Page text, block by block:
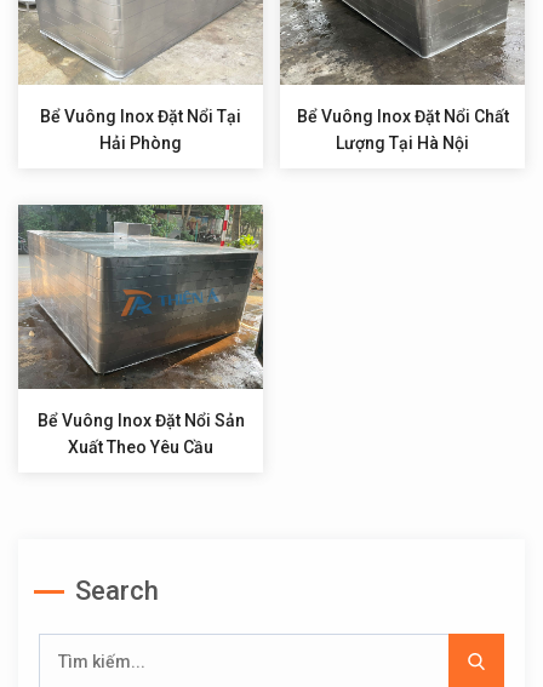
Bể Vuông Inox Đặt Nổi Tại
Hải Phòng
Bể Vuông Inox Đặt Nổi Chất
Lượng Tại Hà Nội
Bể Vuông Inox Đặt Nổi Sản
Xuất Theo Yêu Cầu
Search